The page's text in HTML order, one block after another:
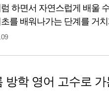
하면서 자연스럽게 배울
를 배워나가는 단계를 거
수업에서 빛을 발하는 영
링으로 학습을 시작할 수
고요. 그중 청담러닝
방학 영어 고수로 가